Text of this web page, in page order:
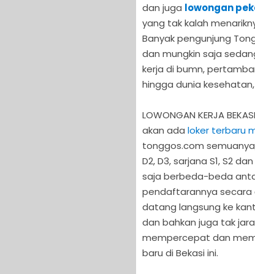
dan juga lowongan
yang tak kalah
Banyak pengunjung
dan mungkin saja
kerja di bumn,
hingga dunia
LOWONGAN KERJA
akan ada loker terbaru
tonggos.com semuanya,
D2, D3, sarjana S1, S2
saja berbeda-beda
pendaftarannya secara
datang langsung ke
dan bahkan juga tak
mempercepat dan
baru di Bekasi ini.